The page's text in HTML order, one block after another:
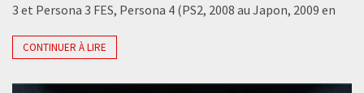
3 et Persona 3 FES, Persona 4 (PS2, 2008 au Japon, 2009 en
CONTINUER À LIRE